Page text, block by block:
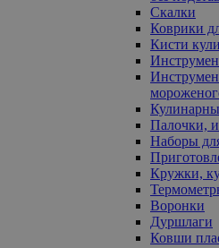
Скалки
Коврики
Кисти
Палочки,
Наборы
Кружки,
Воронки
Дуршлаги
Ковши